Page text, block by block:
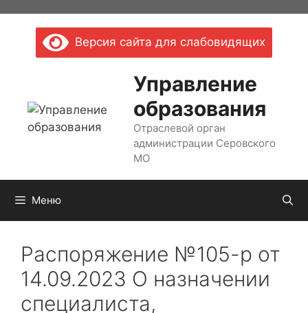
содержимомуВерсия сайта для слабовидящих
Управление
образования
Отраслевой орган
администрации Серовского
МО
Меню
Распоряжение №105-р от
14.09.2023 О назначении
специалиста,